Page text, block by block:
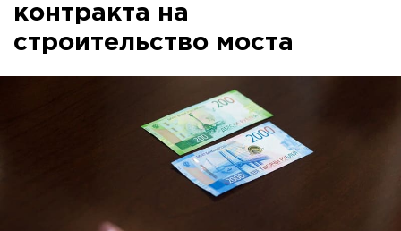
контракта на
строительство моста